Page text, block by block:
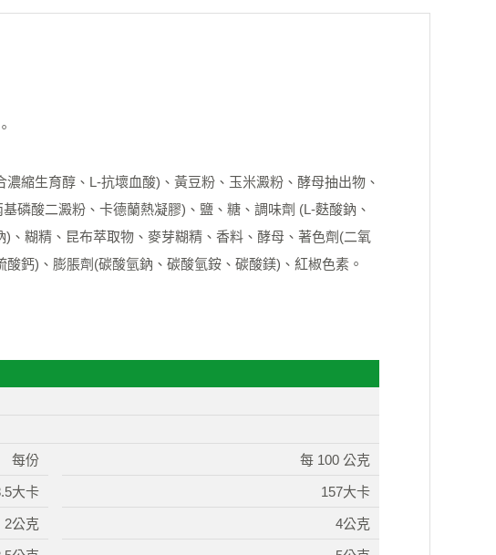
縮生育醇、L-抗壞血酸)、黃豆粉、玉米澱粉、酵母抽出物、
磷酸二澱粉、卡德蘭熱凝膠)、鹽、糖、調味劑 (L-麩酸鈉、
糊精、昆布萃取物、麥芽糊精、香料、酵母、著色劑(二氧
鈣)、膨脹劑(碳酸氫鈉、碳酸氫銨、碳酸鎂)、紅椒色素。
每份
大卡
2公克
每 100 公克
157大卡
4公克